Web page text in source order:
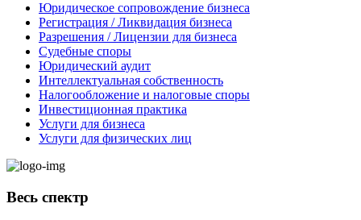
Юридическое сопровождение бизнеса
Регистрация / Ликвидация бизнеса
Разрешения / Лицензии для бизнеса
Судебные споры
Юридический аудит
Интеллектуальная собственность
Налогообложение и налоговые споры
Инвестиционная практика
Услуги для бизнеса
Услуги для физических лиц
Весь спектр